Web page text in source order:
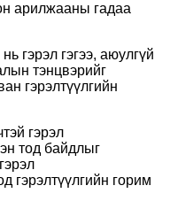
арилжааны гадаа
гэрэл гэгээ, аюулгүй
тэнцвэрийг
гэрэлтүүлгийн
гэрэл
тод байдлыг
гэрэлтүүлгийн горим